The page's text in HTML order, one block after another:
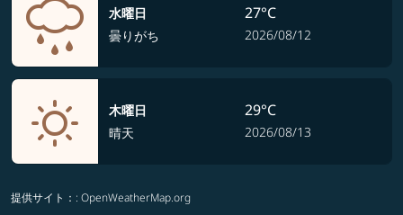
水曜日
曇りがち
27°C
2026/08/12
木曜日
晴天
29°C
2026/08/13
提供サイト： : OpenWeatherMap.org